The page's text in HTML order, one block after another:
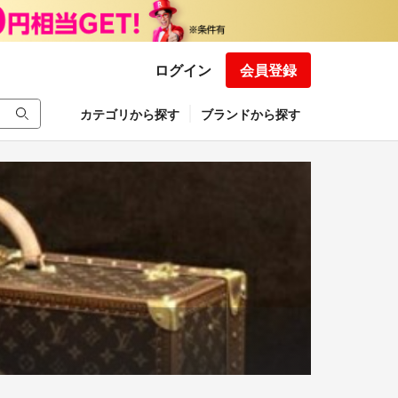
ログイン 会員登録
カテゴリから探す ブランドから探す